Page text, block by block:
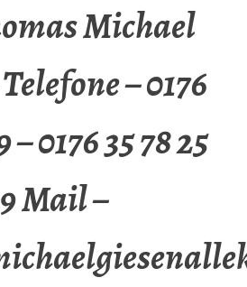
Michael
– 0176
– 0176 35 78 25
Mail –